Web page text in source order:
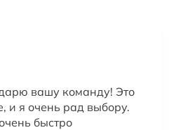
вашу команду! Это
и я очень рад выбору.
быстро